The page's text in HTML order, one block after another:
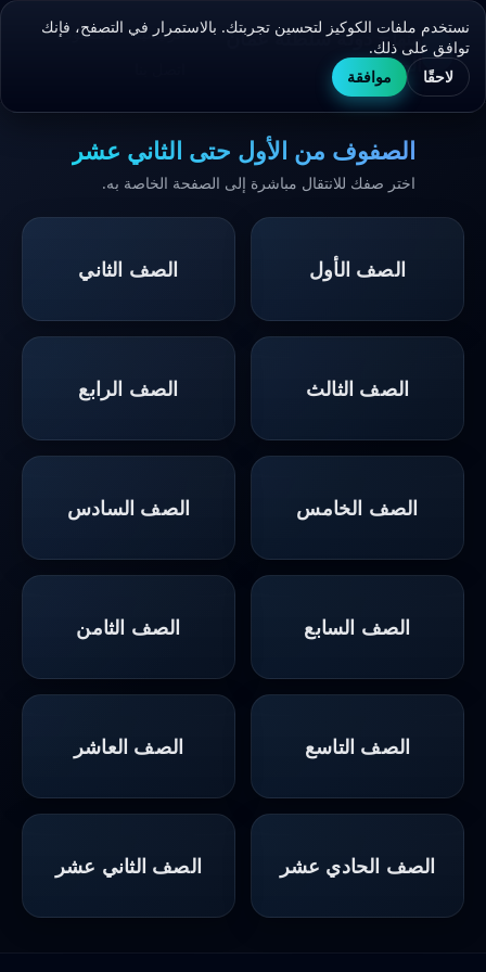
منهاج دولة سلطنة عمان
المدرسي
الرئيسية
الصفوف
الصفوف من الأول حتى الثاني عشر
اختر صفك للانتقال مباشرة إلى الصفحة الخاصة به.
الصف الأول الصف الثاني
الصف الثالث الصف الرابع
الصف الخامس الصف السادس
الصف السابع الصف الثامن
الصف التاسع الصف العاشر
الصف الحادي عشر الصف الثاني عشر
نستخدم ملفات الكوكيز لتحسين تجربتك. بالاستمرار في التصفح، فإنك
توافق على ذلك.
لاحقًا موافقة